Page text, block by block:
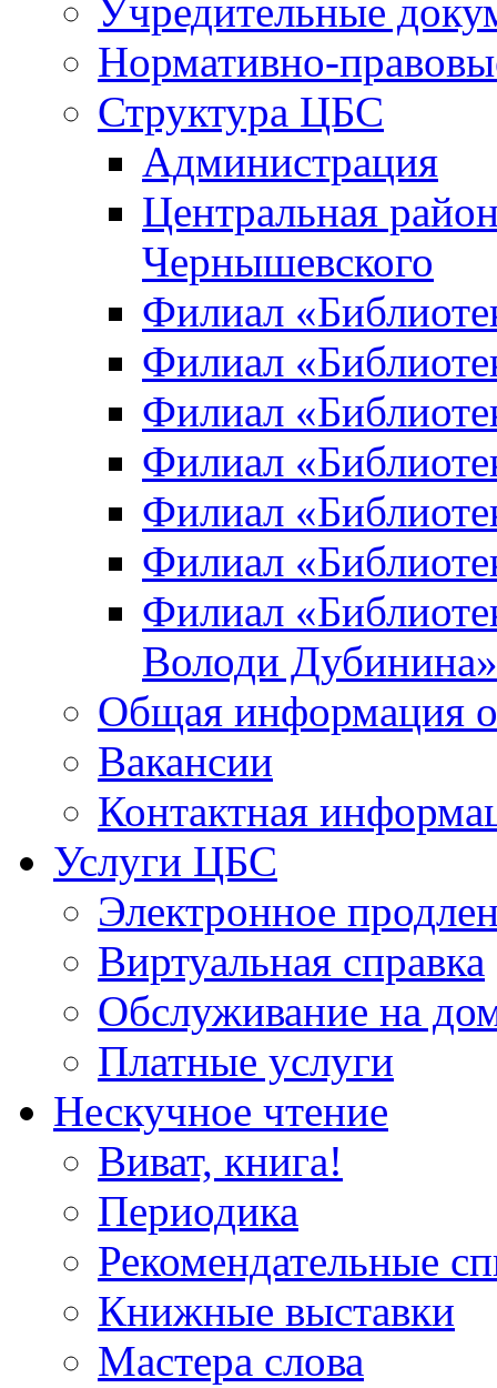
Учредительные
Нормативно-
Структура ЦБС
Администрация
Центральная
Чернышевского
Филиал
Филиал
Филиал
Филиал
Филиал
Филиал
Филиал
Володи Дубинина»
Общая информация
Вакансии
Контактная
Услуги ЦБС
Электронное
Виртуальная справка
Обслуживание на
Платные услуги
Нескучное чтение
Виват, книга!
Периодика
Рекомендательные
Книжные выставки
Мастера слова